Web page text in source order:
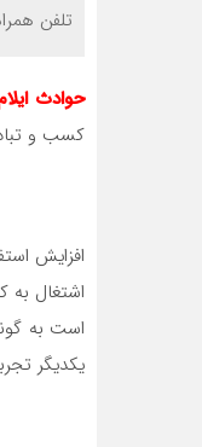
تلفن
حوادث
کسب و
افزایش
اشتغال به
است به
یکدیگر